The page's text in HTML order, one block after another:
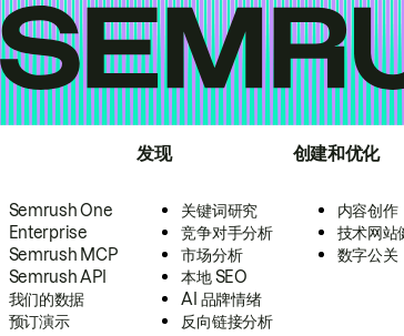
Semrush One
Enterprise
Semrush MCP
Semrush API
我们的数据
预订演示
发现
关键词研究
竞争对手分析
市场分析
本地 SEO
AI 品牌情绪
反向链接分析
创建和优化
内容创作
技术网站
数字公关